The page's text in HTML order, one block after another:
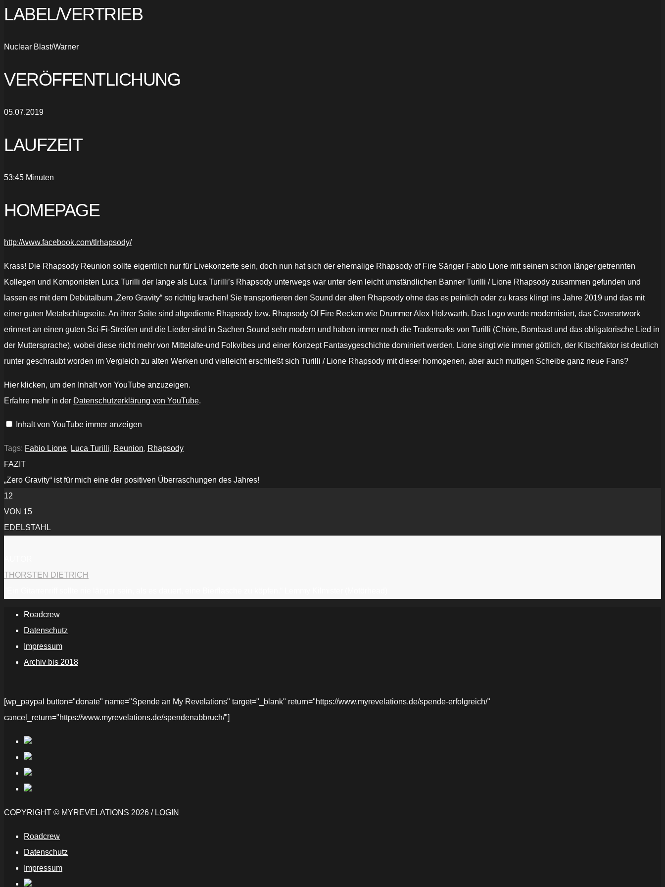
LABEL/VERTRIEB
Nuclear Blast/Warner
VERÖFFENTLICHUNG
05.07.2019
LAUFZEIT
53:45 Minuten
HOMEPAGE
http://www.facebook.com/tlrhapsody/
Krass! Die Rhapsody Reunion sollte eigentlich nur für Livekonzerte sein, doch nun hat sich der ehemalige Rhapsody of Fire Sänger Fabio Lione mit seinem schon länger getrennten
Kollegen und Komponisten Luca Turilli der lange als Luca Turilli’s Rhapsody unterwegs war unter dem leicht umständlichen Banner Turilli / Lione Rhapsody zusammen gefunden und
lassen es mit dem Debütalbum „Zero Gravity“ so richtig krachen! Sie transportieren den Sound der alten Rhapsody ohne das es peinlich oder zu krass klingt ins Jahre 2019 und das mit
einer guten Metalschlagseite. An ihrer Seite sind altgediente Rhapsody bzw. Rhapsody Of Fire Recken wie Drummer Alex Holzwarth. Das Logo wurde modernisiert, das Coverartwork
erinnert an einen guten Sci-Fi-Streifen und die Lieder sind in Sachen Sound sehr modern und haben immer noch die Trademarks von Turilli (Chöre, Bombast und das obligatorische Lied in
der Muttersprache), wobei diese nicht mehr von Mittelalte-und Folkvibes und einer Konzept Fantasygeschichte dominiert werden. Lione singt wie immer göttlich, der Kitschfaktor ist deutlich
runter geschraubt worden im Vergleich zu alten Werken und vielleicht erschließt sich Turilli / Lione Rhapsody mit dieser homogenen, aber auch mutigen Scheibe ganz neue Fans?
„Turilli/Lione
Rhapsody
Phoenix
LYRIC
YouTube
anzeigen
Hier klicken, um den Inhalt von YouTube anzuzeigen.
Erfahre mehr in der Datenschutzerklärung von YouTube.
Inhalt von YouTube immer anzeigen
Tags: Fabio Lione, Luca Turilli, Reunion, Rhapsody
FAZIT
„Zero Gravity“ ist für mich eine der positiven Überraschungen des Jahres!
12
VON 15
EDELSTAHL
THORSTEN DIETRICH
Roadcrew
Datenschutz
Impressum
Archiv bis 2018
[wp_paypal button="donate" name="Spende an My Revelations" target="_blank" return="https://www.myrevelations.de/spende-erfolgreich/"
cancel_return="https://www.myrevelations.de/spendenabbruch/"]
COPYRIGHT © MYREVELATIONS 2026 / LOGIN
Roadcrew
Datenschutz
Impressum